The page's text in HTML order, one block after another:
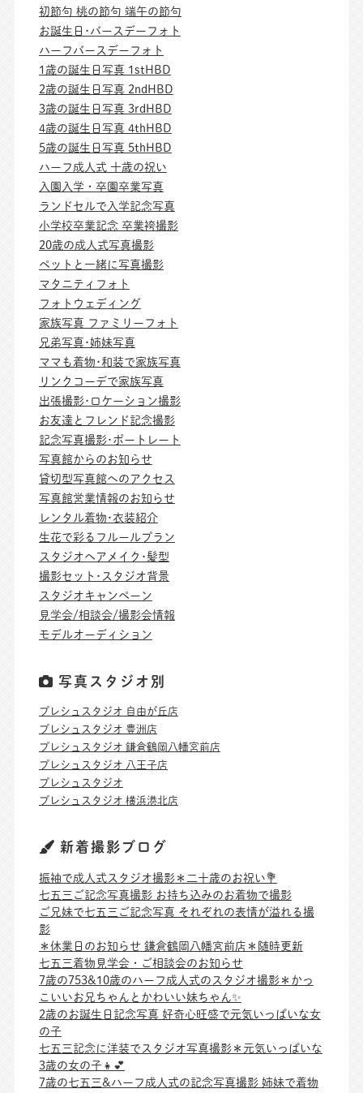
初節句 桃の節句 端午の節句
お誕生日･バースデーフォト
ハーフバースデーフォト
1歳の誕生日写真 1stHBD
2歳の誕生日写真 2ndHBD
3歳の誕生日写真 3rdHBD
4歳の誕生日写真 4thHBD
5歳の誕生日写真 5thHBD
ハーフ成人式 十歳の祝い
入園入学・卒園卒業写真
ランドセルで入学記念写真
小学校卒業記念 卒業袴撮影
20歳の成人式写真撮影
ペットと一緒に写真撮影
マタニティフォト
フォトウェディング
家族写真 ファミリーフォト
兄弟写真･姉妹写真
ママも着物･和装で家族写真
リンクコーデで家族写真
出張撮影･ロケーション撮影
お友達とフレンド記念撮影
記念写真撮影･ポートレート
写真館からのお知らせ
貸切型写真館へのアクセス
写真館営業情報のお知らせ
レンタル着物･衣装紹介
生花で彩るフルールプラン
スタジオヘアメイク･髪型
撮影セット･スタジオ背景
スタジオキャンペーン
見学会/相談会/撮影会情報
モデルオーディション
写真スタジオ別
プレシュスタジオ 自由が丘店
プレシュスタジオ 豊洲店
プレシュスタジオ 鎌倉鶴岡八幡宮前店
プレシュスタジオ 八王子店
プレシュスタジオ
プレシュスタジオ 横浜港北店
新着撮影ブログ
振袖で成人式スタジオ撮影＊二十歳のお祝い💐
七五三ご記念写真撮影 お持ち込みのお着物で撮影
ご兄妹で七五三ご記念写真 それぞれの表情が溢れる撮
影
＊休業日のお知らせ 鎌倉鶴岡八幡宮前店＊随時更新
七五三着物見学会・ご相談会のお知らせ
7歳の753&10歳のハーフ成人式のスタジオ撮影＊かっ
こいいお兄ちゃんとかわいい妹ちゃん✨
2歳のお誕生日記念写真 好奇心旺盛で元気いっぱいな女
の子
七五三記念に洋装でスタジオ写真撮影＊元気いっぱいな
3歳の女の子👧💕
7歳の七五三&ハーフ成人式の記念写真撮影 姉妹で着物